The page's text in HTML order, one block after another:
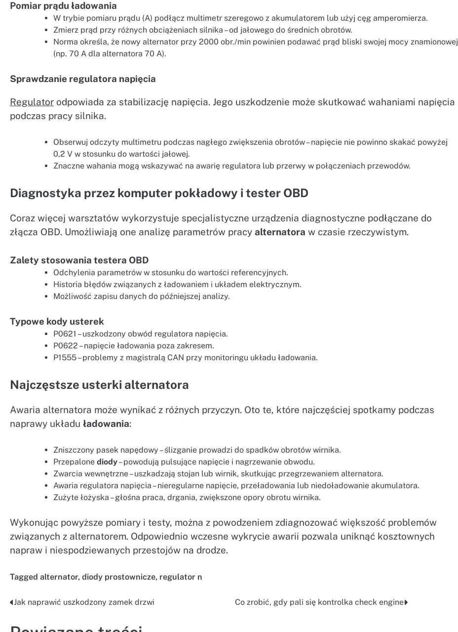
Pomiar prądu ładowania
W trybie pomiaru prądu (A) podłącz multimetr szeregowo z akumulatorem lub użyj cęg amperomierza.
Zmierz prąd przy różnych obciążeniach silnika – od jałowego do średnich obrotów.
Norma określa, że nowy alternator przy 2000 obr./min powinien podawać prąd bliski swojej mocy znamionowej
(np. 70 A dla alternatora 70 A).
Sprawdzanie regulatora napięcia
Regulator odpowiada za stabilizację napięcia. Jego uszkodzenie może skutkować wahaniami napięcia
podczas pracy silnika.
Obserwuj odczyty multimetru podczas nagłego zwiększenia obrotów – napięcie nie powinno skakać powyżej
0,2 V w stosunku do wartości jałowej.
Znaczne wahania mogą wskazywać na awarię regulatora lub przerwy w połączeniach przewodów.
Diagnostyka przez komputer pokładowy i tester OBD
Coraz więcej warsztatów wykorzystuje specjalistyczne urządzenia diagnostyczne podłączane do
złącza OBD. Umożliwiają one analizę parametrów pracy alternatora w czasie rzeczywistym.
Zalety stosowania testera OBD
Odchylenia parametrów w stosunku do wartości referencyjnych.
Historia błędów związanych z ładowaniem i układem elektrycznym.
Możliwość zapisu danych do późniejszej analizy.
Typowe kody usterek
P0621 – uszkodzony obwód regulatora napięcia.
P0622 – napięcie ładowania poza zakresem.
P1555 – problemy z magistralą CAN przy monitoringu układu ładowania.
Najczęstsze usterki alternatora
Awaria alternatora może wynikać z różnych przyczyn. Oto te, które najczęściej spotkamy podczas
naprawy układu ładowania:
Zniszczony pasek napędowy – ślizganie prowadzi do spadków obrotów wirnika.
Przepalone diody– powodują pulsujące napięcie i nagrzewanie obwodu.
Zwarcia wewnętrzne – uszkadzają stojan lub wirnik, skutkując przegrzewaniem alternatora.
Awaria regulatora napięcia – nieregularne napięcie, przeładowania lub niedoładowanie akumulatora.
Zużyte łożyska – głośna praca, drgania, zwiększone opory obrotu wirnika.
Wykonując powyższe pomiary i testy, można z powodzeniem zdiagnozować większość problemów
związanych z alternatorem. Odpowiednio wczesne wykrycie awarii pozwala uniknąć kosztownych
napraw i niespodziewanych przestojów na drodze.
Tagged alternator, diody prostownicze, regulator n
Nawigacja
wpisu
Jak naprawić uszkodzony zamek drzwi Co zrobić, gdy pali się kontrolka check engine